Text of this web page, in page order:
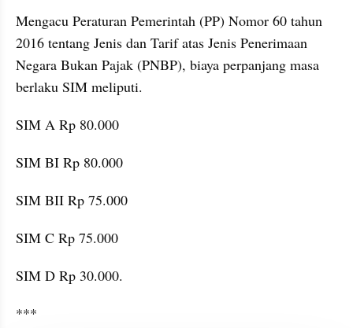
Mengacu Peraturan Pemerintah (PP) Nomor 60 tahun
2016 tentang Jenis dan Tarif atas Jenis Penerimaan
Negara Bukan Pajak (PNBP), biaya perpanjang masa
berlaku SIM meliputi.
SIM A Rp 80.000
SIM BI Rp 80.000
SIM BII Rp 75.000
SIM C Rp 75.000
SIM D Rp 30.000.
***